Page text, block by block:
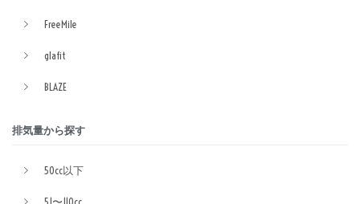
FreeMile
glafit
BLAZE
排気量から探す
50cc以下
51〜110cc